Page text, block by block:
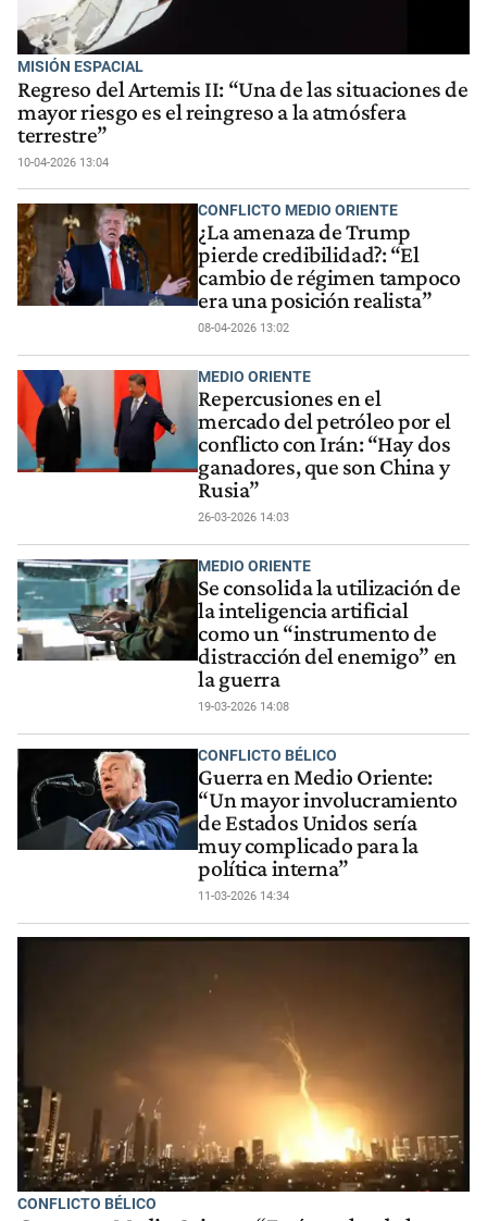
MISIÓN ESPACIAL
Regreso del Artemis II: “Una de las situaciones de
mayor riesgo es el reingreso a la atmósfera
terrestre”
10-04-2026 13:04
CONFLICTO MEDIO ORIENTE
¿La amenaza de Trump
pierde credibilidad?: “El
cambio de régimen tampoco
era una posición realista”
08-04-2026 13:02
MEDIO ORIENTE
Repercusiones en el
mercado del petróleo por el
conflicto con Irán: “Hay dos
ganadores, que son China y
Rusia”
26-03-2026 14:03
MEDIO ORIENTE
Se consolida la utilización de
la inteligencia artificial
como un “instrumento de
distracción del enemigo” en
la guerra
19-03-2026 14:08
CONFLICTO BÉLICO
Guerra en Medio Oriente:
“Un mayor involucramiento
de Estados Unidos sería
muy complicado para la
política interna”
11-03-2026 14:34
CONFLICTO BÉLICO